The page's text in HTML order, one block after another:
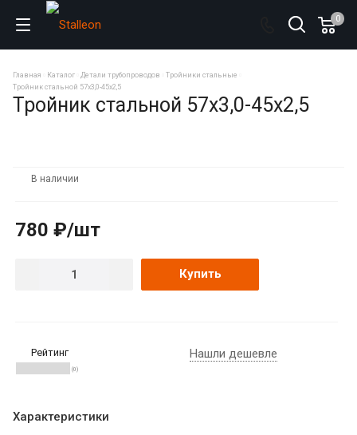
0
Главная Каталог Детали трубопроводов
Тройники стальные
Тройник стальной 57х3,0-45х2,5
Тройник стальной 57х3,0-45х2,5
В наличии
780 ₽/шт
Купить
Рейтинг
(0)
Нашли дешевле
Характеристики